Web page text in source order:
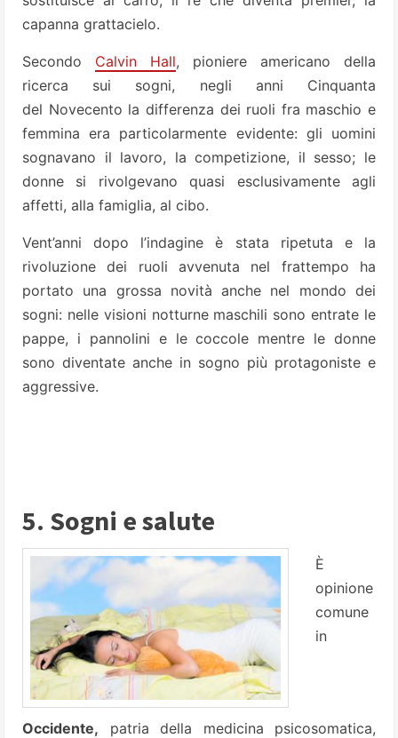
capanna grattacielo.
Secondo Calvin Hall, pioniere americano della
ricerca sui sogni, negli anni Cinquanta
del Novecento la differenza dei ruoli fra maschio e
femmina era particolarmente evidente: gli uomini
sognavano il lavoro, la competizione, il sesso; le
donne si rivolgevano quasi esclusivamente agli
affetti, alla famiglia, al cibo.
Vent’anni dopo l’indagine è stata ripetuta e la
rivoluzione dei ruoli avvenuta nel frattempo ha
portato una grossa novità anche nel mondo dei
sogni: nelle visioni notturne maschili sono entrate le
pappe, i pannolini e le coccole mentre le donne
sono diventate anche in sogno più protagoniste e
aggressive.
5. Sogni e salute
È
opinione
comune
in
Occidente, patria della medicina psicosomatica,